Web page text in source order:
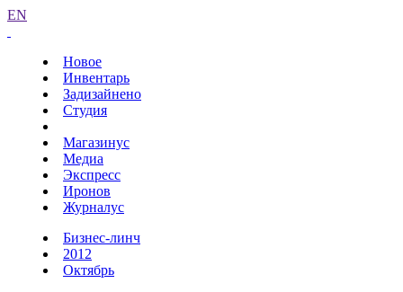
EN
Новое
Инвентарь
Задизайнено
Студия
Магазинус
Медиа
Экспресс
Иронов
Журналус
Бизнес-линч
2012
Октябрь